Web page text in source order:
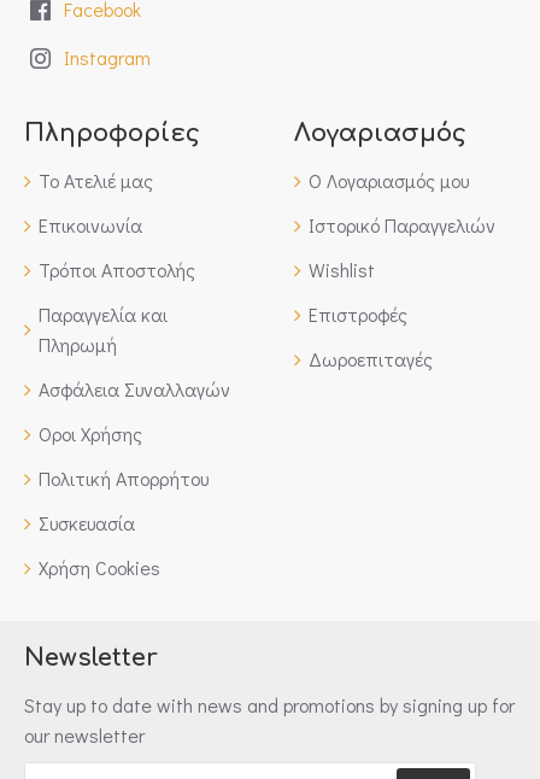
Facebook
Instagram
Πληροφορίες
Το Ατελιέ μας
Επικοινωνία
Τρόποι Αποστολής
Παραγγελία και
Πληρωμή
Ασφάλεια Συναλλαγών
Οροι Χρήσης
Πολιτική Απορρήτου
Συσκευασία
Χρήση Cookies
Λογαριασμός
Ο Λογαριασμός μου
Ιστορικό Παραγγελιών
Wishlist
Επιστροφές
Δωροεπιταγές
Newsletter
Stay up to date with news and promotions by signing up for
our newsletter